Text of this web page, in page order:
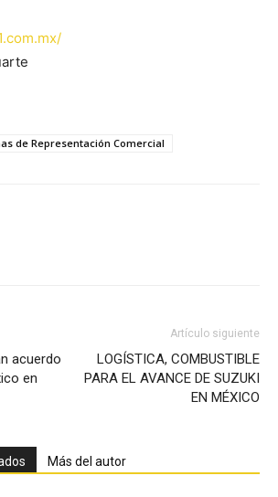
de Representación Comercial
acuerdo
en
Artículo siguiente
LOGÍSTICA, COMBUSTIBLE
PARA EL AVANCE DE SUZUKI
EN MÉXICO
Más del autor